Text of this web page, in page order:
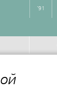
'91
: